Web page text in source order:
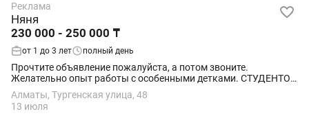
Реклама
Няня
230 000 - 250 000 ₸
от 1 до 3 лет полный день
Прочтите объявление пожалуйста, а потом звоните.
Желательно опыт работы с особенными детками. СТУДЕНТОВ
И ЛЮДЕЙ КОТОРЫЕ ИЩУТ ПОДРАБОТКУ ПРОШУ НЕ
БЕСПОКОИТЬ!!! Ищу няню для ребенка 4 х лет. Активную ,...
Алматы, Тургенская улица, 48
13 июля